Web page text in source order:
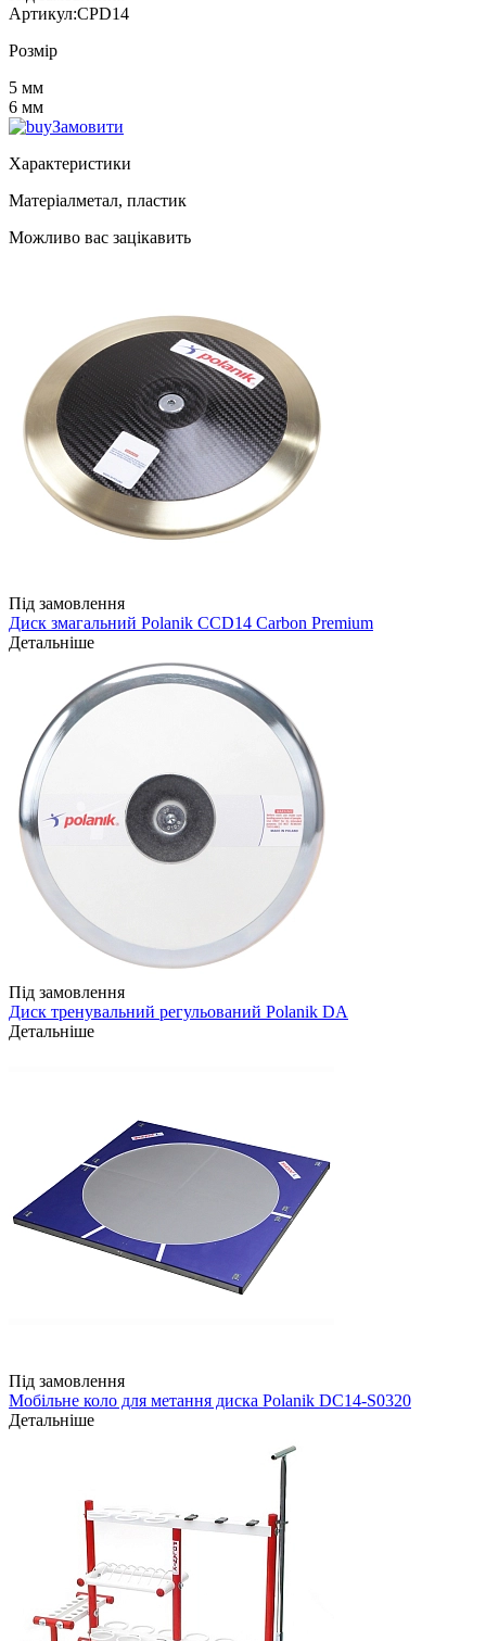
Артикул:CPD14
Розмір
5 мм
6 мм
Замовити
Характеристики
Матеріалметал, пластик
Можливо вас зацікавить
Під замовлення
Диск змагальний Polanik CCD14 Carbon Premium
Детальніше
Під замовлення
Диск тренувальний регульований Polanik DA
Детальніше
Під замовлення
Мобільне коло для метання диска Polanik DC14-S0320
Детальніше